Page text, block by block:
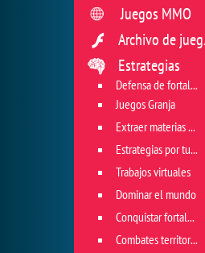
Juegos MMO
Estrategias
Defensa de fortaleza
Juegos Granja
Extraer materias primas
Estrategias por turnos
Trabajos virtuales
Dominar el mundo
Conquistar fortaleza
Combates territoriales